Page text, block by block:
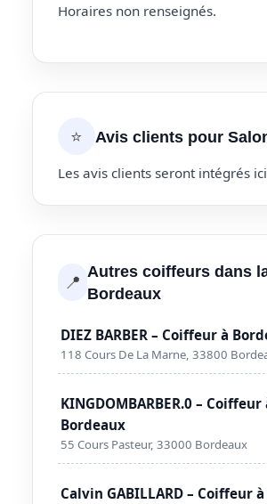
Horaires non renseignés.
⭐ Avis clients pour
Les avis clients seront intégrés
📍 Autres coiffeurs dans
Bordeaux
DIEZ BARBER – Coiffeur à
118 Cours De La Marne, 33800
KINGDOMBARBER.0 – Coiffeur
Bordeaux
55 Cours Pasteur, 33000 Bordeaux
Calvin GABILLARD – Coiffeur